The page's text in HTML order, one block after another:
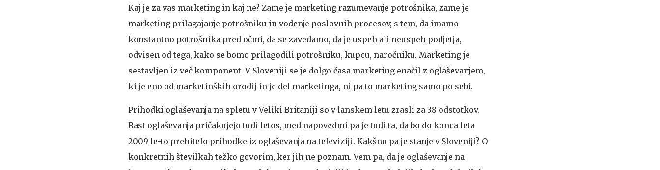
Kaj je za vas marketing in kaj ne? Zame je marketing razumevanje potrošnika, zame je
marketing prilagajanje potrošniku in vodenje poslovnih procesov, s tem, da imamo
konstantno potrošnika pred očmi, da se zavedamo, da je uspeh ali neuspeh podjetja,
odvisen od tega, kako se bomo prilagodili potrošniku, kupcu, naročniku. Marketing je
sestavljen iz več komponent. V Sloveniji se je dolgo časa marketing enačil z oglaševanjem,
ki je eno od marketinških orodij in je del marketinga, ni pa to marketing samo po sebi.
Prihodki oglaševanja na spletu v Veliki Britaniji so v lanskem letu zrasli za 38 odstotkov.
Rast oglaševanja pričakujejo tudi letos, med napovedmi pa je tudi ta, da bo do konca leta
2009 le-to prehitelo prihodke iz oglaševanja na televiziji. Kakšno pa je stanje v Sloveniji? O
konkretnih številkah težko govorim, ker jih ne poznam. Vem pa, da je oglaševanje na